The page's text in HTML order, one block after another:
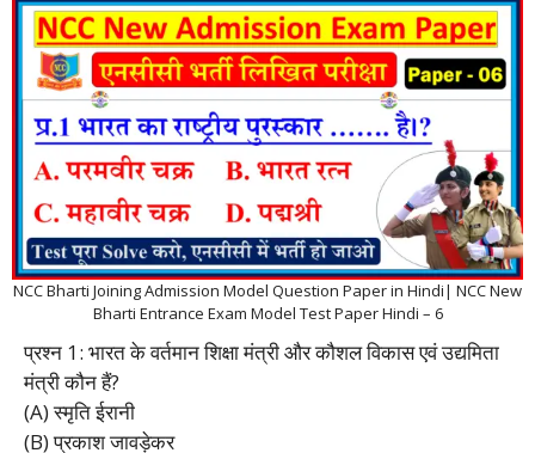
NCC Bharti Joining Admission Model Question Paper in Hindi| NCC New
Bharti Entrance Exam Model Test Paper Hindi – 6
प्रश्न 1: भारत के वर्तमान शिक्षा मंत्री और कौशल विकास एवं उद्यमिता
मंत्री कौन हैं?
(A) स्मृति ईरानी
(B) प्रकाश जावड़ेकर